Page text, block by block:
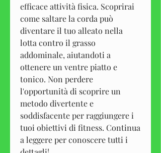
efficace attività fisica. Scoprirai
come saltare la corda può
diventare il tuo alleato nella
lotta contro il grasso
addominale, aiutandoti a
ottenere un ventre piatto e
tonico. Non perdere
l'opportunità di scoprire un
metodo divertente e
soddisfacente per raggiungere i
tuoi obiettivi di fitness. Continua
a leggere per conoscere tutti i